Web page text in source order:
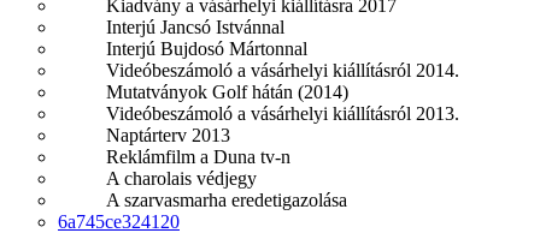
Kiadvány a vásárhelyi kiállításra 2017
Interjú Jancsó Istvánnal
Interjú Bujdosó Mártonnal
Videóbeszámoló a vásárhelyi kiállításról 2014.
Mutatványok Golf hátán (2014)
Videóbeszámoló a vásárhelyi kiállításról 2013.
Naptárterv 2013
Reklámfilm a Duna tv-n
A charolais védjegy
A szarvasmarha eredetigazolása
6a745ce324120